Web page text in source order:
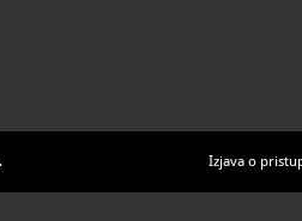
Izjava o